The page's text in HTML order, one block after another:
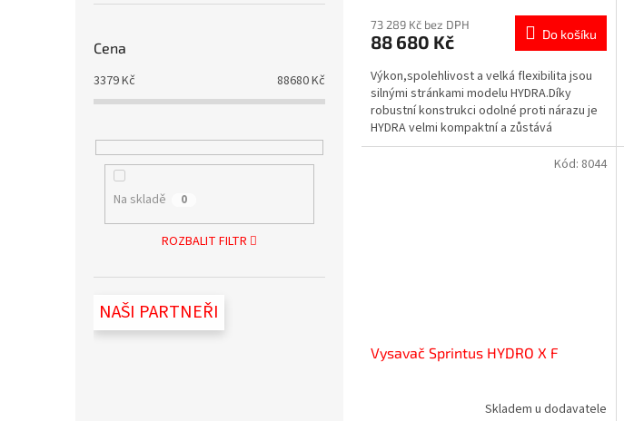
Cena
3379Kč 88680Kč
Na skladě 0
ROZBALIT FILTR
NAŠI PARTNEŘI
73 289 Kč bez DPH
88 680 Kč Do košíku
Výkon,spolehlivost a velká flexibilita jsou
silnými stránkami modelu HYDRA.Díky
robustní konstrukci odolné proti nárazu je
HYDRA velmi kompaktní a zůstává
užitečným a...
Vysavač Sprintus HYDRO X F
Skladem u dodavatele
Kód: 8044